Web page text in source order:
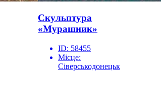
Скульптура
«Мурашник»
ID: 58455
Місце:
Сіверськодонецьк